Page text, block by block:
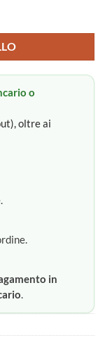
o
oltre ai
in
.